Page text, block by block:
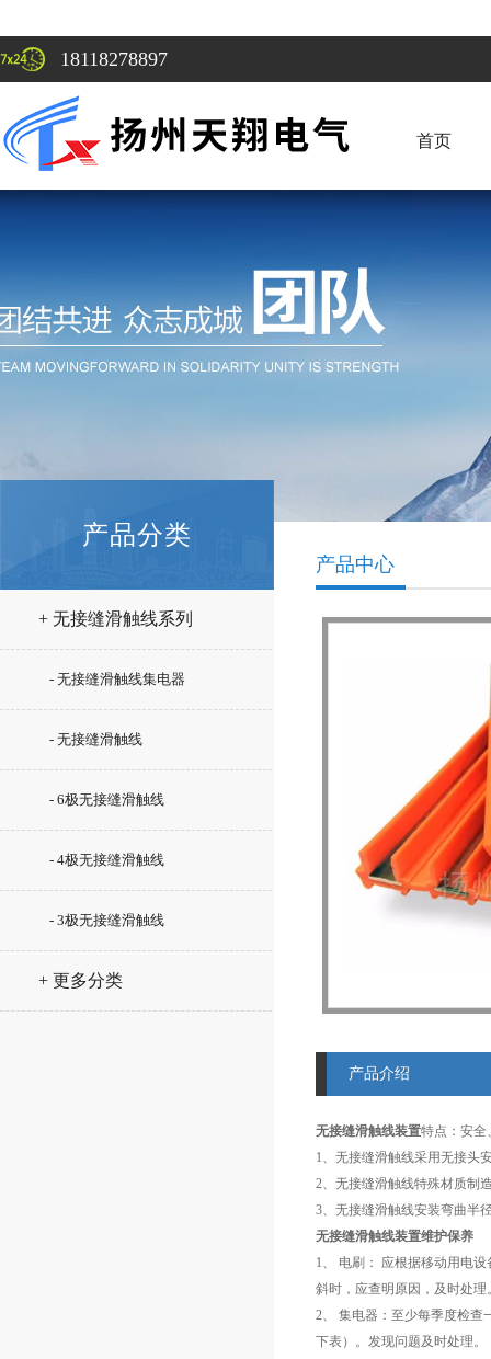
18118278897
首页
产品分类
+ 无接缝滑触线系列
- 无接缝滑触线集电器
- 无接缝滑触线
- 6极无接缝滑触线
- 4极无接缝滑触线
- 3极无接缝滑触线
+ 更多分类
产品中心
产品介绍
无接缝滑触线装置特点：安全
1、无接缝滑触线采用无接头
2、无接缝滑触线特殊材质制
3、无接缝滑触线安装弯曲半
无接缝滑触线装置维护保养
1、 电刷： 应根据移动用电
斜时，应查明原因，及时处理
2、 集电器：至少每季度检查
下表）。发现问题及时处理。